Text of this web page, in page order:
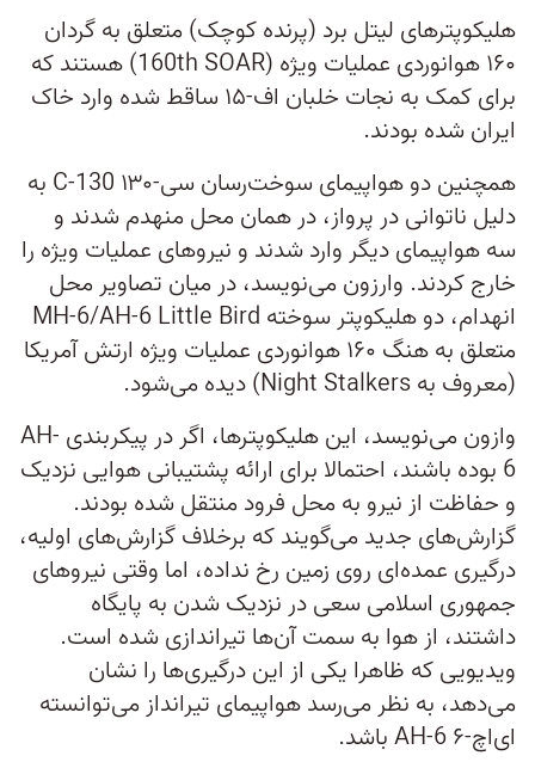
هلیکوپترهای لیتل‌ برد (پرنده کوچک) متعلق به گردان
۱۶۰ هوانوردی عملیات ویژه (160th SOAR) هستند که
برای کمک به نجات خلبان اف-۱۵ ساقط شده وارد خاک
ایران شده بودند.
همچنین دو هواپیمای سوخت‌رسان سی-۱۳۰ C-130 به
دلیل ناتوانی در پرواز، در همان محل منهدم شدند و
سه هواپیمای دیگر وارد شدند و نیروهای عملیات ویژه را
خارج کردند. وارزون می‌نویسد، در میان تصاویر محل
انهدام، دو هلیکوپتر سوخته MH-6/AH-6 Little Bird
متعلق به هنگ ۱۶۰ هوانوردی عملیات ویژه ارتش آمریکا
(معروف به Night Stalkers) دیده می‌شود.
وازون می‌نویسد، این هلیکوپترها، اگر در پیکربندی AH-
6 بوده باشند، احتمالا برای ارائه پشتیبانی هوایی نزدیک
و حفاظت از نیرو به محل فرود منتقل شده بودند.
گزارش‌های جدید می‌گویند که برخلاف گزارش‌های اولیه،
درگیری عمده‌ای روی زمین رخ نداده، اما وقتی نیروهای
جمهوری اسلامی سعی در نزدیک شدن به پایگاه
داشتند، از هوا به سمت آن‌ها تیراندازی شده است.
ویدیویی که ظاهرا یکی از این درگیری‌ها را نشان
می‌دهد، به نظر می‌رسد هواپیمای تیرانداز می‌توانسته
ای‌اچ-۶ AH-6 باشد.